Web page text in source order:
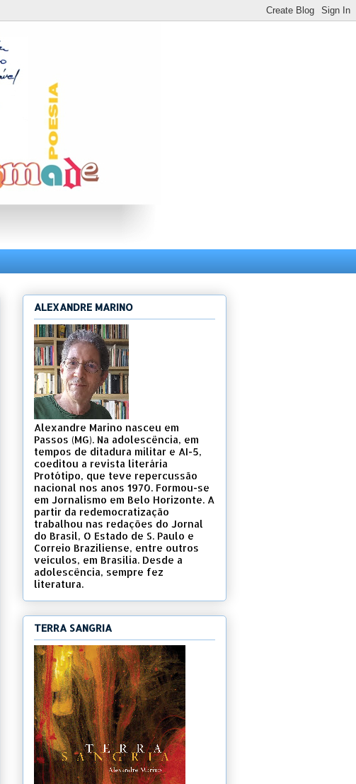
ALEXANDRE MARINO
Alexandre Marino nasceu em
Passos (MG). Na adolescência, em
tempos de ditadura militar e AI-5,
coeditou a revista literária
Protótipo, que teve repercussão
nacional nos anos 1970. Formou-se
em Jornalismo em Belo Horizonte. A
partir da redemocratização
trabalhou nas redações do Jornal
do Brasil, O Estado de S. Paulo e
Correio Braziliense, entre outros
veículos, em Brasília. Desde a
adolescência, sempre fez
literatura.
TERRA SANGRIA